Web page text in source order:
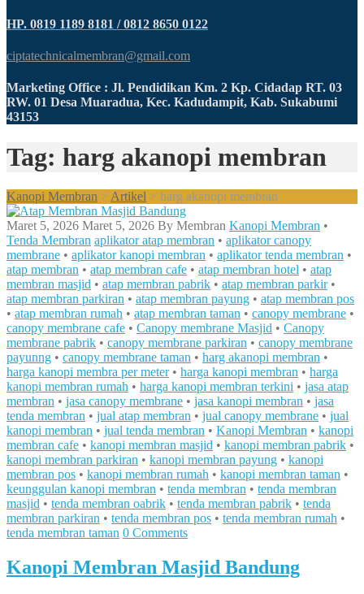
HP. 0819 1189 8181 / 0812 8650 0122
ciptatechnicalmembran@gmail.com
Marketing Office : Jl. Pendidikan Km. 2 Kp. Cidadap RT. 03
RW. 01 Desa Muaradua, Kec. Kadudampit, Kab. Sukabumi
43153
Tag: harg akanopi membran
Kanopi Membran > Artikel > harg akanopi membran
Maret 5, 2026 Maret 5, 2026 By Membran Kanopi Membran •
Tenda Membran aplikator atap membran • aplikator canopy
membrane • aplikator kanopi membran • aplikator tenda membran •
atap membran • atap membran cafe • atap membran hotel • atap
membran masjid • atap membran pabrik • atap membran parkir•
atap membran parkiran • atap membran payung • atap membran pos
• atap membran rumah • atap membran taman • canopy membrane •
canopy membrane cafe • Canopy membrane Masjid • Canopy
membrane pabrik • canopy membrane parkiran • canopy membrane
payunng • canopy membrane taman • harg akanopi membran •
harga kanopi membra per meter• harga kanopi membran • harga
kanopi membran rumah • harga kanopi membran terkini • jasa atap
membran • jasa canopy membrane • jasa kanopi membran • jasa
tenda membran • jual atap membran • jual canopy membrane • jual
kanopi membran • jual tenda membran • Kanopi Membran • kanopi
membran cafe • kanopi membran masjid • kanopi membran pabrik •
kanopi membran parkiran • kanopi membran payung • kanopi
membran pos • kanopi membran rumah • kanopi membran taman •
keunggulan kanopi membran • tenda membran • tenda membran
masjid • tenda membran oabrik • tenda membran pabrik • tenda
membran parkiran • tenda membran pos • tenda membran rumah •
tenda membran taman 0 Comments
Kanopi Membran Masjid Bandung